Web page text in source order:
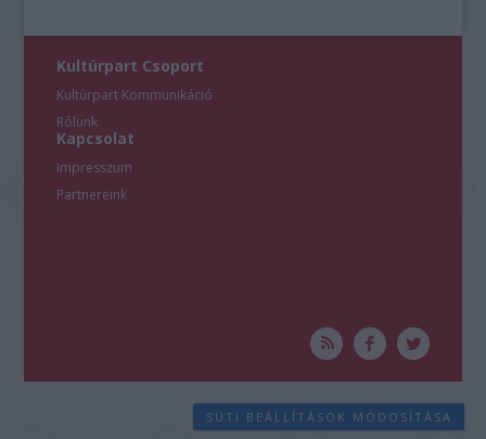
Kultúrpart Csoport
Kultúrpart Kommunikáció
Rólunk
Kapcsolat
Impresszum
Partnereink
SÜTI BEÁLLÍTÁSOK MÓDOSÍTÁSA